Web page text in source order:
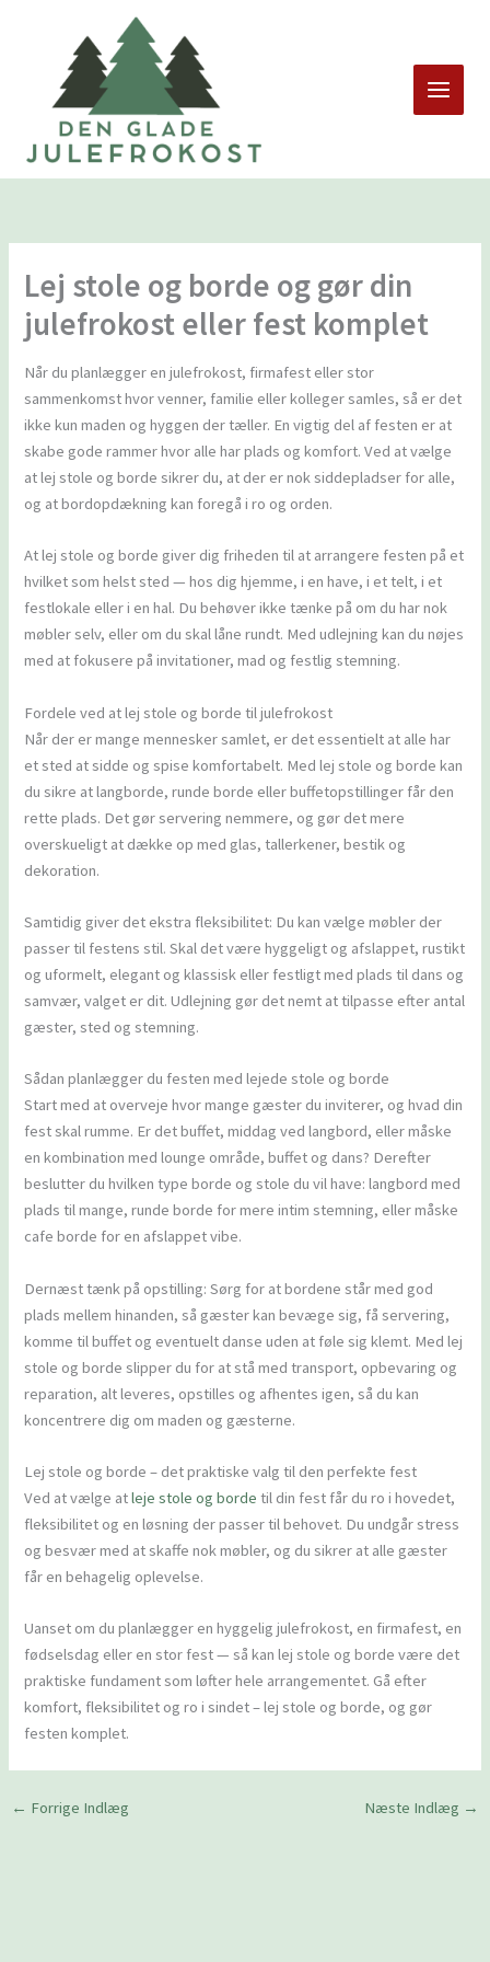
Lej stole og borde og gør din
julefrokost eller fest komplet
Når du planlægger en julefrokost, firmafest eller stor
sammenkomst hvor venner, familie eller kolleger samles, så er det
ikke kun maden og hyggen der tæller. En vigtig del af festen er at
skabe gode rammer hvor alle har plads og komfort. Ved at vælge
at lej stole og borde sikrer du, at der er nok siddepladser for alle,
og at bordopdækning kan foregå i ro og orden.
At lej stole og borde giver dig friheden til at arrangere festen på et
hvilket som helst sted — hos dig hjemme, i en have, i et telt, i et
festlokale eller i en hal. Du behøver ikke tænke på om du har nok
møbler selv, eller om du skal låne rundt. Med udlejning kan du nøjes
med at fokusere på invitationer, mad og festlig stemning.
Fordele ved at lej stole og borde til julefrokost
Når der er mange mennesker samlet, er det essentielt at alle har
et sted at sidde og spise komfortabelt. Med lej stole og borde kan
du sikre at langborde, runde borde eller buffetopstillinger får den
rette plads. Det gør servering nemmere, og gør det mere
overskueligt at dække op med glas, tallerkener, bestik og
dekoration.
Samtidig giver det ekstra fleksibilitet: Du kan vælge møbler der
passer til festens stil. Skal det være hyggeligt og afslappet, rustikt
og uformelt, elegant og klassisk eller festligt med plads til dans og
samvær, valget er dit. Udlejning gør det nemt at tilpasse efter antal
gæster, sted og stemning.
Sådan planlægger du festen med lejede stole og borde
Start med at overveje hvor mange gæster du inviterer, og hvad din
fest skal rumme. Er det buffet, middag ved langbord, eller måske
en kombination med lounge område, buffet og dans? Derefter
beslutter du hvilken type borde og stole du vil have: langbord med
plads til mange, runde borde for mere intim stemning, eller måske
cafe borde for en afslappet vibe.
Dernæst tænk på opstilling: Sørg for at bordene står med god
plads mellem hinanden, så gæster kan bevæge sig, få servering,
komme til buffet og eventuelt danse uden at føle sig klemt. Med lej
stole og borde slipper du for at stå med transport, opbevaring og
reparation, alt leveres, opstilles og afhentes igen, så du kan
koncentrere dig om maden og gæsterne.
Lej stole og borde – det praktiske valg til den perfekte fest
Ved at vælge atleje stole og borde til din fest får du ro i hovedet,
fleksibilitet og en løsning der passer til behovet. Du undgår stress
og besvær med at skaffe nok møbler, og du sikrer at alle gæster
får en behagelig oplevelse.
Uanset om du planlægger en hyggelig julefrokost, en firmafest, en
fødselsdag eller en stor fest — så kan lej stole og borde være det
praktiske fundament som løfter hele arrangementet. Gå efter
komfort, fleksibilitet og ro i sindet – lej stole og borde, og gør
festen komplet.
← Forrige Indlæg Næste Indlæg →